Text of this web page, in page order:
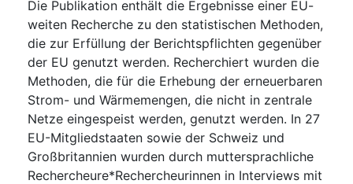
Die Publikation enthält die Ergebnisse einer EU-
weiten Recherche zu den statistischen Methoden,
die zur Erfüllung der Berichtspflichten gegenüber
der EU genutzt werden. Recherchiert wurden die
Methoden, die für die Erhebung der erneuerbaren
Strom- und Wärmemengen, die nicht in zentrale
Netze eingespeist werden, genutzt werden. In 27
EU-Mitgliedstaaten sowie der Schweiz und
Großbritannien wurden durch muttersprachliche
Rechercheure*Rechercheurinnen in Interviews mit